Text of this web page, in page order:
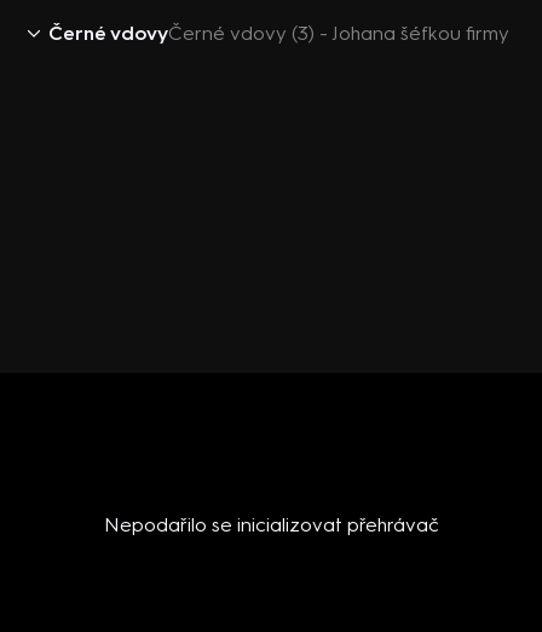
Černé vdovyČerné vdovy (3) - Johana šéfkou firmy
Nepodařilo se inicializovat přehrávač